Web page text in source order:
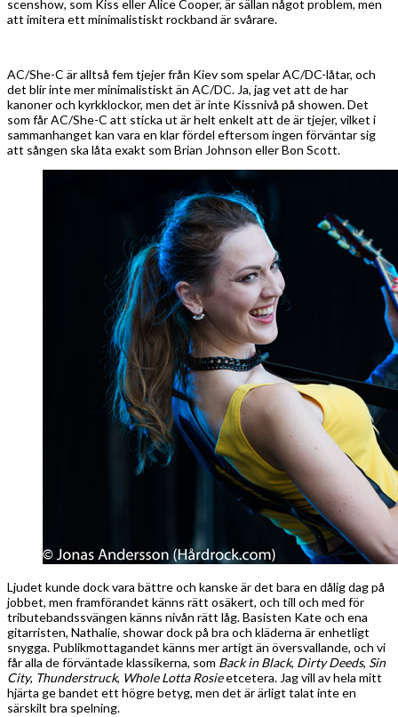
scenshow, som Kiss eller Alice Cooper, är sällan något problem, men
att imitera ett minimalistiskt rockband är svårare.
AC/She-C är alltså fem tjejer från Kiev som spelar AC/DC-låtar, och
det blir inte mer minimalistiskt än AC/DC. Ja, jag vet att de har
kanoner och kyrkklockor, men det är inte Kissnivå på showen. Det
som får AC/She-C att sticka ut är helt enkelt att de är tjejer, vilket i
sammanhanget kan vara en klar fördel eftersom ingen förväntar sig
att sången ska låta exakt som Brian Johnson eller Bon Scott.
Ljudet kunde dock vara bättre och kanske är det bara en dålig dag på
jobbet, men framförandet känns rätt osäkert, och till och med för
tributebandssvängen känns nivån rätt låg. Basisten Kate och ena
gitarristen, Nathalie, showar dock på bra och kläderna är enhetligt
snygga. Publikmottagandet känns mer artigt än översvallande, och vi
får alla de förväntade klassikerna, som Back in Black, Dirty Deeds, Sin
City, Thunderstruck, Whole Lotta Rosieetcetera. Jag vill av hela mitt
hjärta ge bandet ett högre betyg, men det är ärligt talat inte en
särskilt bra spelning.